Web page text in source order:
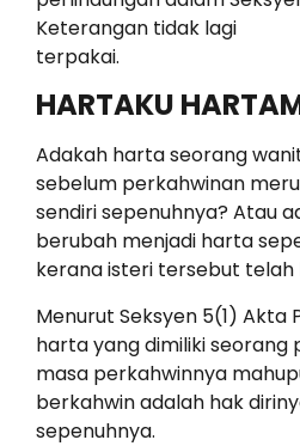
Keterangan tidak lagi
terpakai.
HARTAKU
Adakah harta seorang
sebelum perkahwinan
sendiri sepenuhnya? Atau
berubah menjadi harta
kerana isteri tersebut
Menurut Seksyen 5(1) Akta
harta yang dimiliki seorang
masa perkahwinnya
berkahwin adalah hak
sepenuhnya.